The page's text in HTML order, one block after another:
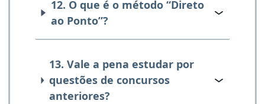
12. O que é o método “Direto
ao Ponto”?
13. Vale a pena estudar por
questões de concursos
anteriores?